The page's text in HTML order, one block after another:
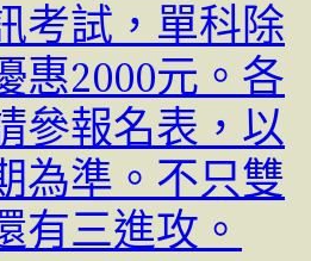
考試，單科除
惠2000元。各
參報名表，以
為準。不只雙
有三進攻。